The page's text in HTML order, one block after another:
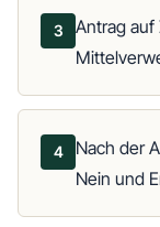
3
Antrag auf
4
Nach der
Nein und